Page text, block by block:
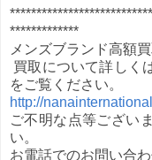
*************
メンズブランド高額買
買取について詳しく
をご覧ください。
http://
ご不明な点等ござい
い。
お電話でのお問い合